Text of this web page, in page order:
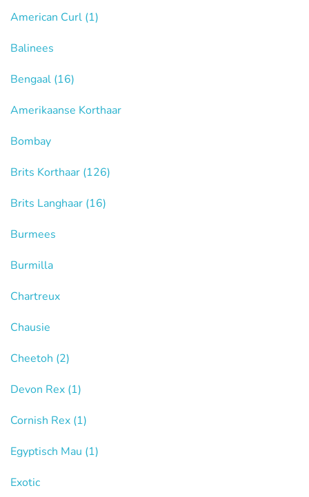
American Curl (1)
Balinees
Bengaal (16)
Amerikaanse Korthaar
Bombay
Brits Korthaar (126)
Brits Langhaar (16)
Burmees
Burmilla
Chartreux
Chausie
Cheetoh (2)
Devon Rex (1)
Cornish Rex (1)
Egyptisch Mau (1)
Exotic